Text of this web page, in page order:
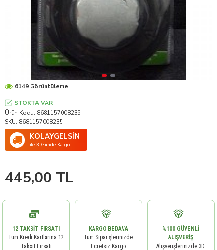
445,00 TL
STOKTA VAR
Ürün Kodu: 8681157008235
SKU: 8681157008235
KOLAYGELSİN
ile 3 Günde Kargo
6149 Görüntüleme
12 TAKSIT FIRSATI
Tüm Kredi Kartlarına 12
Taksit Fırsatı
KARGO BEDAVA
Tüm Siparişlerinizde
Ücretsiz Kargo
%100 GÜVENLI
ALIŞVERIŞ
Alışverişlerinizde 3D